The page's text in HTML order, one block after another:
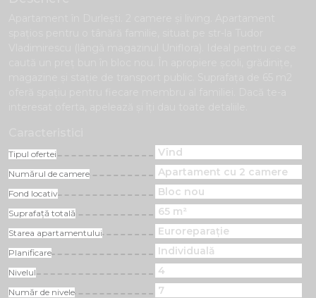
Tipul ofertei Vînd
Numărul de camere Apartament cu 2 camere
Fond locativ Bloc nou
Suprafață totală 65 m²
Starea apartamentului Euroreparație
Planificare Individuală
Nivelul 4
Număr de nivele 7